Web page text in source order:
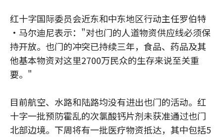
红十字国际委员会近东和中东地区行动主任罗伯特
·马尔迪尼表示："对也门的人道物资供应线必须保
持开放。也门的冲突已持续三年，食品、药品及其
他基本物资对这里2700万民众的生存来说至关重
要。"
目前航空、水路和陆路均没有进出也门的活动。红
十字一批预防霍乱的次氯酸钙片剂未获准通过也门
北部边境。下周将有一批医疗物资抵达，其中包括5